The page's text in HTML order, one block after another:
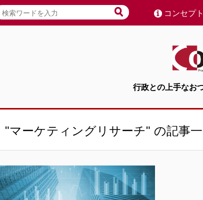
行政との上手なお
コンセプト
"マーケティングリサーチ" の記事